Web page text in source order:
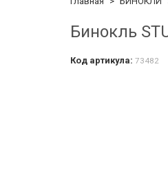
Бинокль
Код артикула: 73482